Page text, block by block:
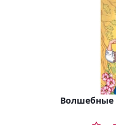
Волшебные